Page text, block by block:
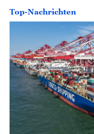
Top-Nachrichten